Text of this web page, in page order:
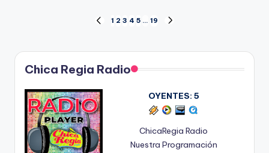
pagination
PREVIOUS
1 2 3 4 5 … 19
Chica Regia Radio
OYENTES: 5
ChicaRegia Radio
Nuestra Programación